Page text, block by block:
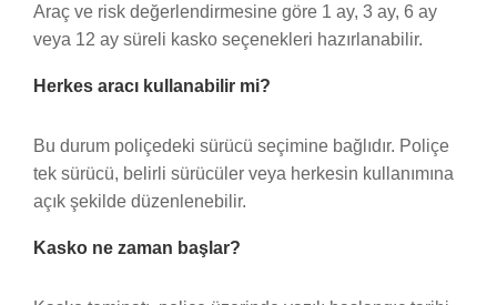
Araç ve risk değerlendirmesine göre 1 ay, 3 ay, 6 ay
veya 12 ay süreli kasko seçenekleri hazırlanabilir.
Herkes aracı kullanabilir mi?
Bu durum poliçedeki sürücü seçimine bağlıdır. Poliçe
tek sürücü, belirli sürücüler veya herkesin kullanımına
açık şekilde düzenlenebilir.
Kasko ne zaman başlar?